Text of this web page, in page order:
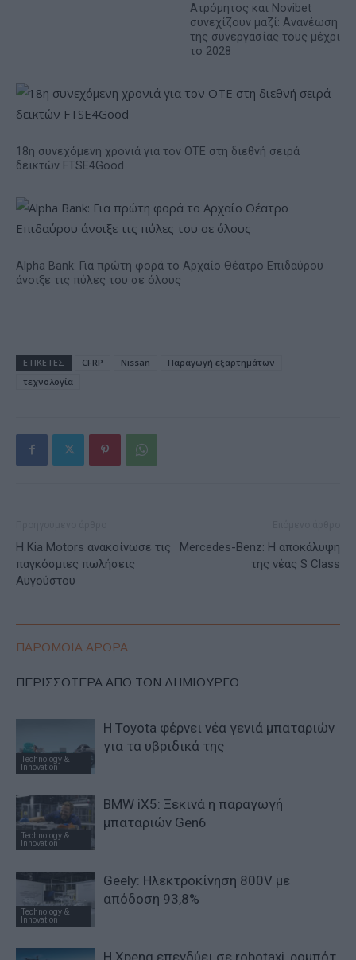
Ατρόμητος και Novibet
συνεχίζουν μαζί: Ανανέωση
της συνεργασίας τους μέχρι
το 2028
18η συνεχόμενη χρονιά για τον ΟΤΕ στη διεθνή σειρά
δεικτών FTSE4Good
Alpha Bank: Για πρώτη φορά το Αρχαίο Θέατρο Επιδαύρου
άνοιξε τις πύλες του σε όλους
ΕΤΙΚΕΤΕΣ CFRP Nissan
Παραγωγή εξαρτημάτων
τεχνολογία
Η Kia Motors ανακοίνωσε τις
παγκόσμιες πωλήσεις
Αυγούστου
Mercedes-Benz: Η αποκάλυψη
της νέας S Class
ΠΑΡΟΜΟΙΑ ΑΡΘΡΑ
ΠΕΡΙΣΣΟΤΕΡΑ ΑΠΟ ΤΟΝ ΔΗΜΙΟΥΡΓΟ
Technology &
Innovation
Η Toyota φέρνει νέα γενιά μπαταριών
για τα υβριδικά της
Technology &
Innovation
BMW iX5: Ξεκινά η παραγωγή
μπαταριών Gen6
Technology &
Innovation
Geely: Ηλεκτροκίνηση 800V με
απόδοση 93,8%
Η Xpeng επενδύει σε robotaxi, ρομπότ